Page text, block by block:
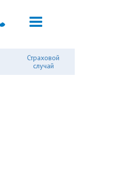
Страховой
случай